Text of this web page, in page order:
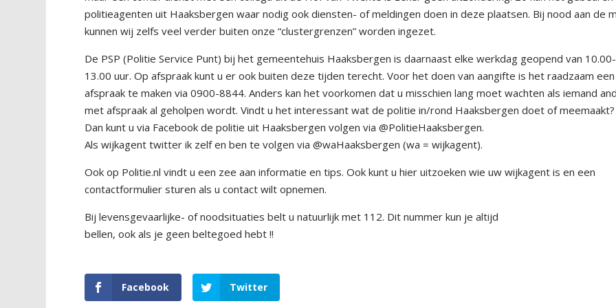
politieagenten uit Haaksbergen waar nodig ook diensten- of meldingen doen in deze plaatsen. Bij nood aan de
kunnen wij zelfs veel verder buiten onze “clustergrenzen” worden ingezet.
De PSP (Politie Service Punt) bij het gemeentehuis Haaksbergen is daarnaast elke werkdag geopend van 10.00-
13.00 uur. Op afspraak kunt u er ook buiten deze tijden terecht. Voor het doen van aangifte is het raadzaam een
afspraak te maken via 0900-8844. Anders kan het voorkomen dat u misschien lang moet wachten als iemand
met afspraak al geholpen wordt. Vindt u het interessant wat de politie in/rond Haaksbergen doet of meemaakt?
Dan kunt u via Facebook de politie uit Haaksbergen volgen via @PolitieHaaksbergen.
Als wijkagent twitter ik zelf en ben te volgen via @waHaaksbergen (wa = wijkagent).
Ook op Politie.nl vindt u een zee aan informatie en tips. Ook kunt u hier uitzoeken wie uw wijkagent is en een
contactformulier sturen als u contact wilt opnemen.
Bij levensgevaarlijke- of noodsituaties belt u natuurlijk met 112. Dit nummer kun je altijd
bellen, ook als je geen beltegoed hebt !!
Facebook Twitter